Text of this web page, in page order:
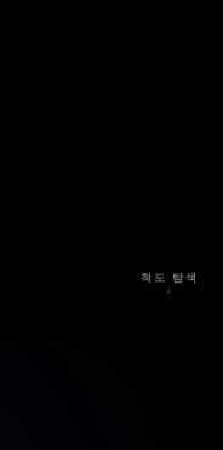
척도 탐색
↓